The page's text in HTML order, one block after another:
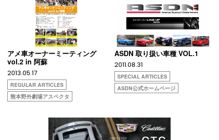
アメ車オーナーミーティング
vol.2 in 阿蘇
2013.05.17
REGULAR ARTICLES
熊本野外劇場アスペクタ
ASDN 取り扱い車種 VOL.1
2011.08.31
SPECIAL ARTICLES
ASDN公式ホームページ